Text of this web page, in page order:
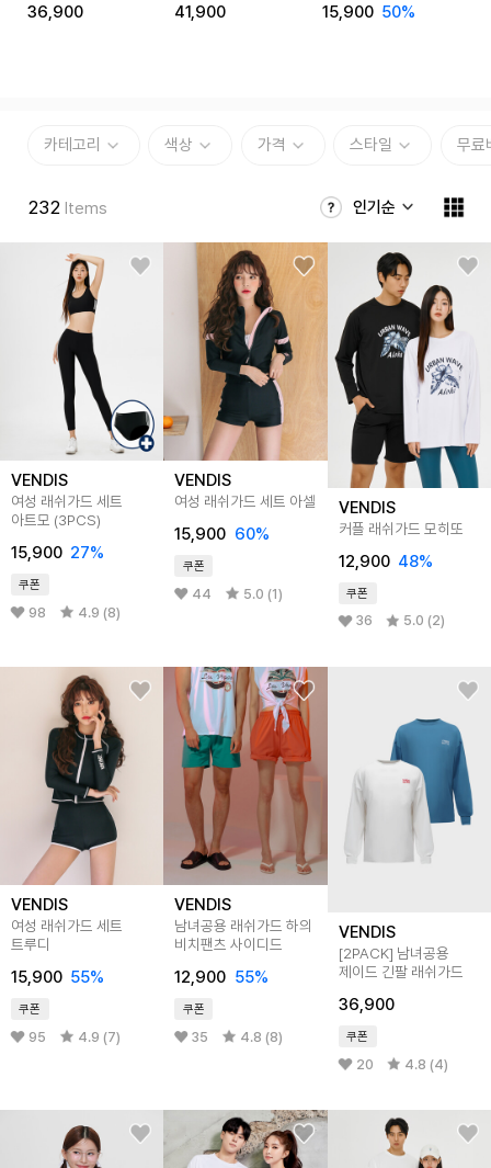
래쉬가드
36,900
베케이션 바이브
41,900
츄러스
15,900 50%
카테고리 색상 가격 스타일 무료
232 Items 인기순
VENDIS
여성 래쉬가드 세트
아트모 (3PCS)
15,900 27%
쿠폰
98 4.9 (8)
VENDIS
여성 래쉬가드 세트 아셀
15,900 60%
쿠폰
44 5.0 (1)
VENDIS
커플 래쉬가드 모히또
12,900 48%
쿠폰
36 5.0 (2)
VENDIS
여성 래쉬가드 세트
트루디
15,900 55%
쿠폰
95 4.9 (7)
VENDIS
남녀공용 래쉬가드 하의
비치팬츠 사이디드
12,900 55%
쿠폰
35 4.8 (8)
VENDIS
[2PACK] 남녀공용
제이드 긴팔 래쉬가드
36,900
쿠폰
20 4.8 (4)